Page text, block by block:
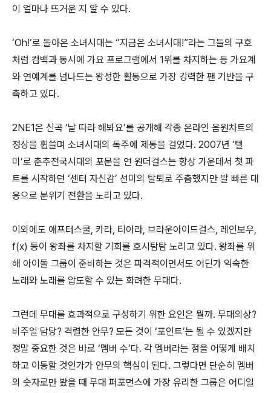
이 얼마나 뜨거운 지 알 수 있다.
‘Oh!’로 돌아온 소녀시대는 “지금은 소녀시대!”라는 그들의 구호
처럼 컴백과 동시에 가요 프로그램에서 1위를 차지하는 등 가요계
와 연예계를 넘나드는 왕성한 활동으로 가장 강력한 팬 기반을 구
축하고 있다.
2NE1은 신곡 ‘날 따라 해봐요’를 공개해 각종 온라인 음원차트의
정상을 휩쓸며 소녀시대의 독주에 제동을 걸었다. 2007년 ‘텔
미’로 춘추전국시대의 포문을 연 원더걸스는 항상 가운데서 첫 파
트를 시작하던 ‘센터 자신감’ 선미의 탈퇴로 주춤했지만 발 빠른 대
응으로 분위기 전환을 노리고 있다.
이외에도 애프터스쿨, 카라, 티아라, 브라운아이드걸스, 레인보우,
f(x) 등이 왕좌를 차지할 기회를 호시탐탐 노리고 있다. 왕좌를 위
해 아이돌 그룹이 준비하는 것은 파격적이면서도 어딘가 익숙한
노래와 노래를 압도할 수 있는 화려한 무대다.
그런데 무대를 효과적으로 구성하기 위한 요인은 뭘까. 무대의상?
비주얼 담당? 격렬한 안무? 모든 것이 ‘포인트’는 될 수 있겠지만
정말 중요한 것은 바로 ‘멤버 수’다. 각 멤버라는 점을 어떻게 배치
하고 이동할 것인가가 안무의 핵심이 된다. 그렇다면 단순히 멤버
의 숫자로만 봤을 때 무대 퍼포먼스에 가장 유리한 그룹은 어디일